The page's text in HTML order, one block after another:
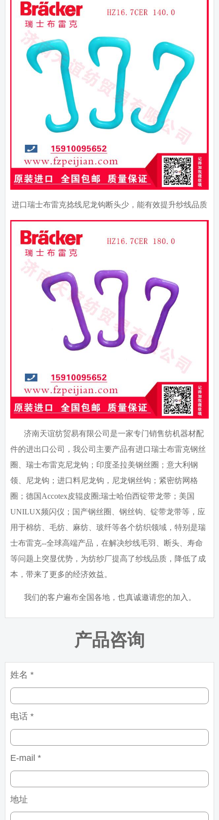
进口瑞士布雷克捻线尼龙钩断头少，能有效提升纱线品质
济南天谊纺贸易有限公司是一家专门销售纺机器材配
件的进出口公司，我公司主要产品有进口瑞士布雷克钢丝
圈、瑞士布雷克尼龙钩；印度圣拉美钢丝圈；意大利钢
领、尼龙钩；进口料尼龙钩，尼龙钢丝钩；紧密纺网格
圈；德国 Accotex皮辊皮圈;瑞士哈伯西锭带龙带；美国
UNILUX频闪仪；国产钢丝圈、钢丝钩、锭带龙带等，应
用于棉纺、毛纺、麻纺、玻纤等各个纺织领域，特别是瑞
士布雷克--全球高端产品，在解决纱线毛羽、断头、寿命
等问题上突显优势，为纺纱厂提高了纱线品质，降低了成
本，带来了更多的经济效益。
我们的客户遍布全国各地，也真诚邀请您的加入。
产品咨询
姓名 *
电话 *
E-mail *
地址